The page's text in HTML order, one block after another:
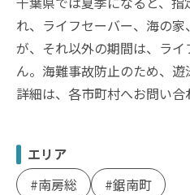
れ、ライフセーバー、海の
が、それ以外の期間は、ラ
ん。海難事故防止のため、遊
詳細は、各市町村へお問い合
エリア
南房総
鋸南町